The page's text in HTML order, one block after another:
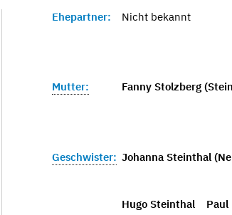
Ehepartner: Nicht bekannt
Mutter: Fanny Stolzberg
Geschwister: Johanna Steinthal
Hugo Steinthal